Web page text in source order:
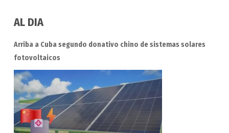
AL DIA
Arriba a Cuba segundo donativo chino de sistemas solares
fotovoltaicos